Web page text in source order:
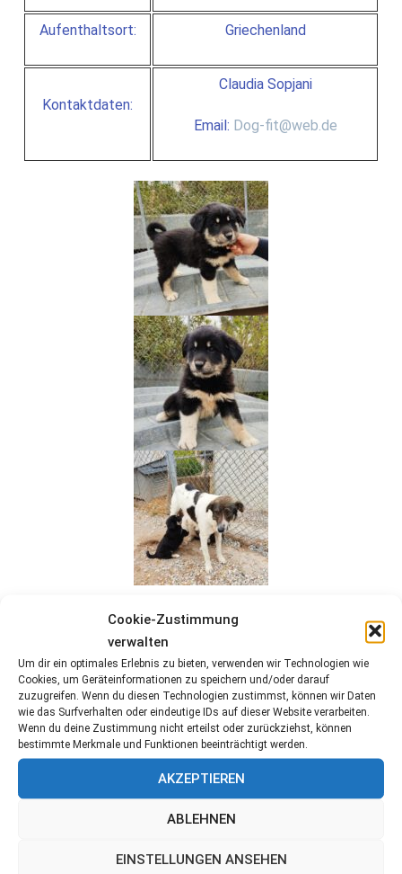
Cookie-Zustimmung
verwalten
Um dir ein optimales Erlebnis zu bieten, verwenden wir Technologien wie
Cookies, um Geräteinformationen zu speichern und/oder darauf
zuzugreifen. Wenn du diesen Technologien zustimmst, können wir Daten
wie das Surfverhalten oder eindeutige IDs auf dieser Website verarbeiten.
Wenn du deine Zustimmung nicht erteilst oder zurückziehst, können
bestimmte Merkmale und Funktionen beeinträchtigt werden.
AKZEPTIEREN
ABLEHNEN
EINSTELLUNGEN ANSEHEN
Aufenthaltsort: Griechenland
Kontaktdaten:
Claudia Sopjani
Email: Dog-fit@web.de
Der kleine Bow und seine Geschwister wurden von Juju,
einer Streunerhündin geboren, die vor einigen Wochen
von Tierschützern gefunden wurde.
überleben und ihrer Welpen zu beschützen. Die
Hundefamilie wurde nun in einer Pension untergebracht,
kommen kann. Noch ist sie sehr ängstlich und hat